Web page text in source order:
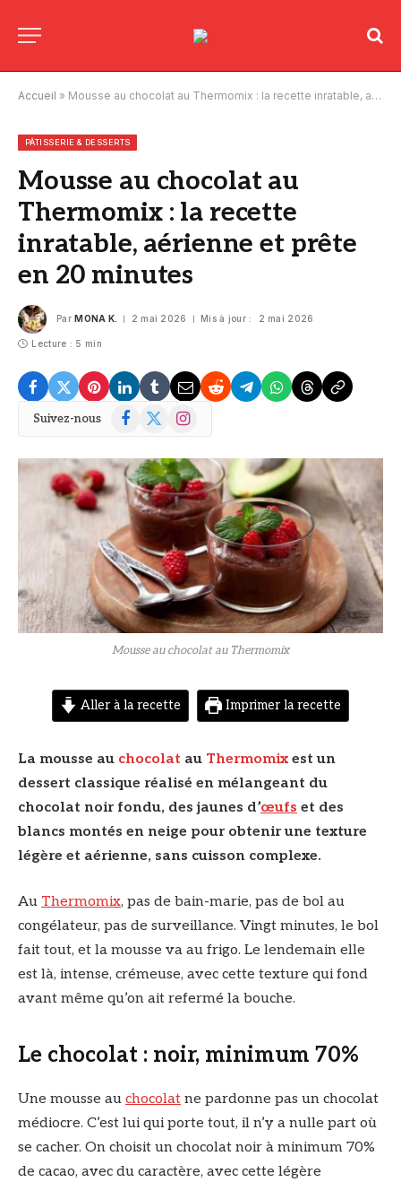
Accueil » Mousse au chocolat au Thermomix : la recette inratable, aérienne et prête en 20 minutes
PÂTISSERIE & DESSERTS
Mousse au chocolat au
Thermomix : la recette
inratable, aérienne et prête
en 20 minutes
Par MONA K. 2 mai 2026 Mis à jour : 2 mai 2026
Lecture : 5 min
Suivez-nous Facebook
X
Instagram
© DR
Mousse au chocolat au Thermomix
Aller à la recette Imprimer la recette
La mousse au chocolat au Thermomix est un
dessert classique réalisé en mélangeant du
chocolat noir fondu, des jaunes d’œufs et des
blancs montés en neige pour obtenir une texture
légère et aérienne, sans cuisson complexe.
Au Thermomix, pas de bain-marie, pas de bol au
congélateur, pas de surveillance. Vingt minutes, le bol
fait tout, et la mousse va au frigo. Le lendemain elle
est là, intense, crémeuse, avec cette texture qui fond
avant même qu’on ait refermé la bouche.
Le chocolat : noir, minimum 70%
Une mousse au chocolat ne pardonne pas un chocolat
médiocre. C’est lui qui porte tout, il n’y a nulle part où
se cacher. On choisit un chocolat noir à minimum 70%
de cacao, avec du caractère, avec cette légère